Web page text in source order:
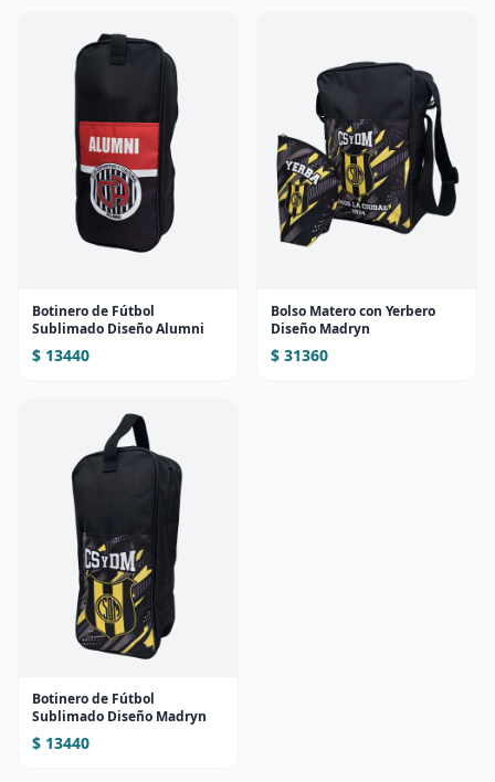
Botinero de Fútbol
Sublimado Diseño Alumni
$ 13440
Bolso Matero con Yerbero
Diseño Madryn
$ 31360
Botinero de Fútbol
Sublimado Diseño Madryn
$ 13440